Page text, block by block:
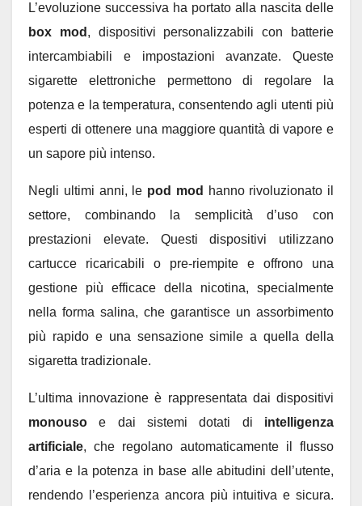
L’evoluzione successiva ha portato alla nascita delle
box mod , dispositivi personalizzabili con batterie
intercambiabili e impostazioni avanzate. Queste
sigarette elettroniche permettono di regolare la
potenza e la temperatura, consentendo agli utenti più
esperti di ottenere una maggiore quantità di vapore e
un sapore più intenso.
Negli ultimi anni, le pod mod
hanno rivoluzionato il
settore, combinando la semplicità d’uso con
prestazioni elevate. Questi dispositivi utilizzano
cartucce ricaricabili o pre-riempite e offrono una
gestione più efficace della nicotina, specialmente
nella forma salina, che garantisce un assorbimento
più rapido e una sensazione simile a quella della
sigaretta tradizionale.
L’ultima innovazione è rappresentata dai dispositivi
monouso e dai sistemi dotati di intelligenza
artificiale, che regolano automaticamente il flusso
d’aria e la potenza in base alle abitudini dell’utente,
rendendo l’esperienza ancora più intuitiva e sicura.